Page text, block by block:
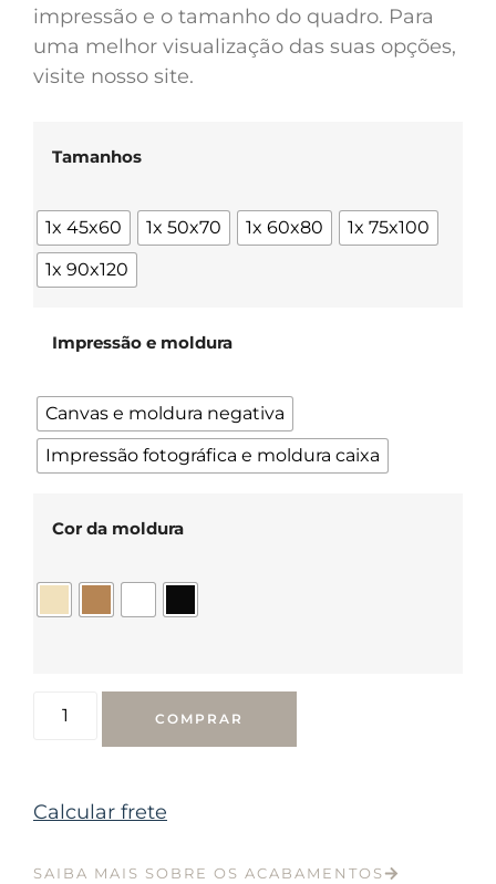
impressão e o tamanho do quadro. Para
uma melhor visualização das suas opções,
visite nosso site.
Tamanhos
1x 45x60 1x 50x70 1x 60x80
1x 75x100
1x 90x120
Impressão e moldura
Canvas e moldura negativa
Impressão fotográfica e moldura caixa
Cor da moldura
COMPRAR
Calcular frete
SAIBA MAIS SOBRE OS ACABAMENTOS